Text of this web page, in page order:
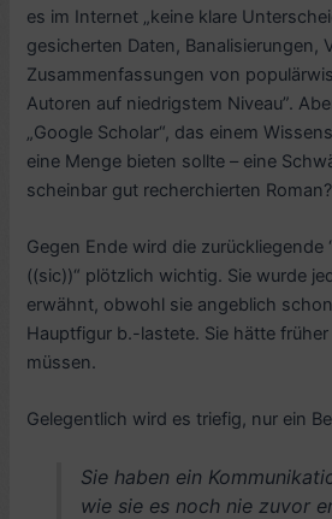
es im Internet „keine klare
gesicherten Daten, Banalisierungen,
Zusammenfassungen von
Autoren auf niedrigstem Niveau”.
„Google Scholar“, das einem
eine Menge bieten sollte – eine
scheinbar gut recherchierten Roman?
Gegen Ende wird die zurückliegende
((sic))“ plötzlich wichtig. Sie wurde
erwähnt, obwohl sie angeblich
Hauptfigur b.-lastete. Sie hätte
müssen.
Gelegentlich wird es triefig, nur ein
Sie haben ein
wie sie es noch nie zuvor